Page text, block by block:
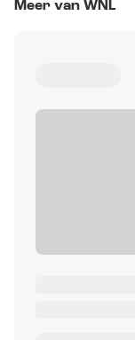
Meer van WNL